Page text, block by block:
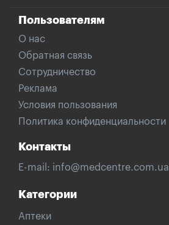
Пользователям
О нас
Обратная связь
Сотрудничество
Реклама
Условия пользования
Политика конфиденциальности
Контакты
E-mail: info@medcentre.com.ua
Категории
Аптеки